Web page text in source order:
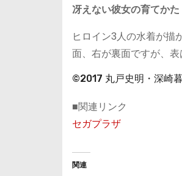
冴えない彼女の育てか
ヒロイン3人の水着が描
面、右が裏面ですが、
©2017 丸戸史明・深崎
■関連リンク
セガプラザ
関連